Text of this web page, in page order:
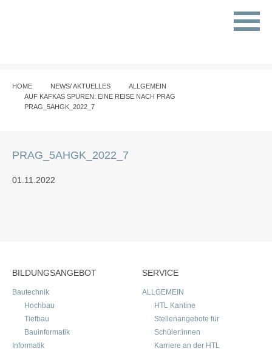
HOME NEWS/ AKTUELLES
ALLGEMEIN
AUF KAFKAS SPUREN: EINE REISE NACH PRAG
PRAG_5AHGK_2022_7
PRAG_5AHGK_2022_7
01.11.2022
BILDUNGSANGEBOT
Bautechnik
Hochbau
Tiefbau
Bauinformatik
Informatik
SERVICE
ALLGEMEIN
HTL Kantine
Stellenangebote für
Schüler:innen
Karriere an der HTL